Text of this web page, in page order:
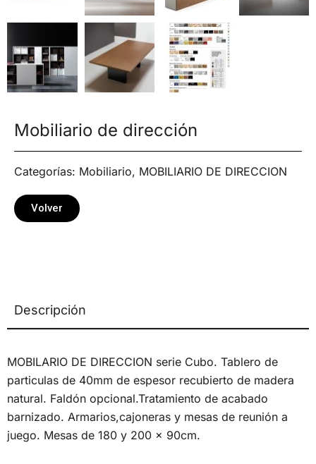
Mobiliario de dirección
Categorías: Mobiliario, MOBILIARIO DE DIRECCION
Volver
Descripción
MOBILARIO DE DIRECCION serie Cubo. Tablero de
particulas de 40mm de espesor recubierto de madera
natural. Faldón opcional.Tratamiento de acabado
barnizado. Armarios,cajoneras y mesas de reunión a
juego. Mesas de 180 y 200 x 90cm.